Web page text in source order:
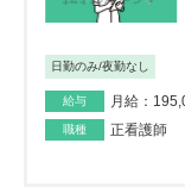
日勤のみ/夜勤なし
給与 月給：
職種 正看護師